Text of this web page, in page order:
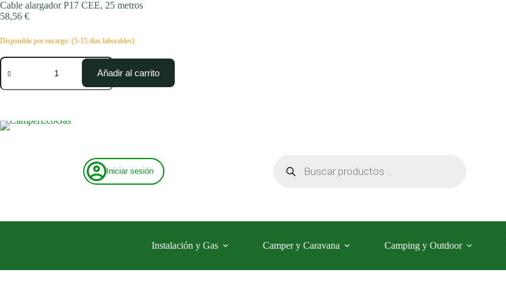
Saltar
al
Cable alargador P17 CEE, 25 metros
58,56 €
Disponible por encargo. (5-15 días laborables)
Cable
alargador
CEE,
cantidad
Añadir al carrito
Iniciar sesión
productos
Instalación y Gas Camper y Caravana Camping y Outdoor